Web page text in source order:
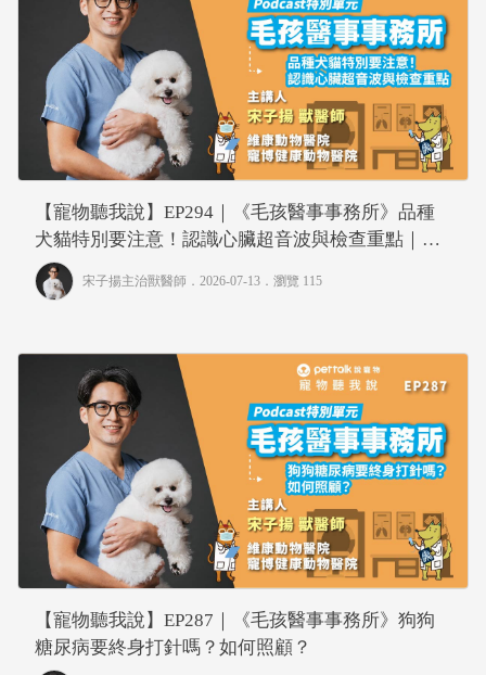
【寵物聽我說】EP294｜《毛孩醫事事務所》品種
犬貓特別要注意！認識心臟超音波與檢查重點｜專
業獸醫—宋子揚
宋子揚主治獸醫師 ．2026-07-13． 瀏覽 115
【寵物聽我說】EP287｜《毛孩醫事事務所》狗狗
糖尿病要終身打針嗎？如何照顧？